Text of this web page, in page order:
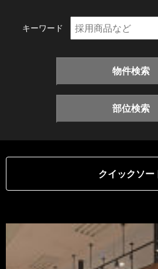
キーワード
物件検索
部位検索
クイックソー